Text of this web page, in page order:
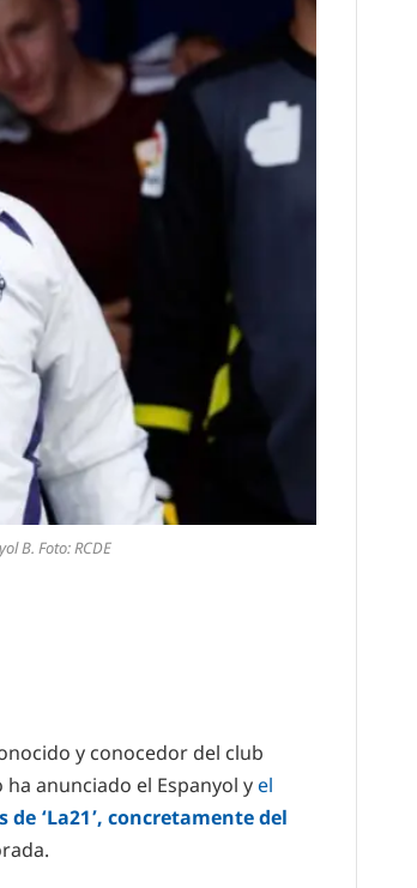
B. Foto: RCDE
y conocedor del club
ha anunciado el Espanyol y el
‘La21’, concretamente del